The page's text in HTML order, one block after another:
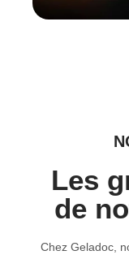
Les
de
Chez Geladoc,